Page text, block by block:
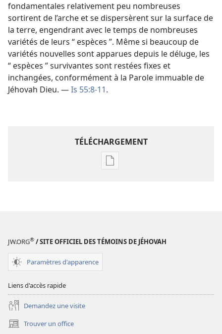
fondamentales relativement peu nombreuses
sortirent de l’arche et se dispersèrent sur la surface de
la terre, engendrant avec le temps de nombreuses
variétés de leurs “ espèces ”. Même si beaucoup de
variétés nouvelles sont apparues depuis le déluge, les
“ espèces ” survivantes sont restées fixes et
inchangées, conformément à la Parole immuable de
Jéhovah Dieu. —Is 55:8-11.
TÉLÉCHARGEMENT
Options
Étude
JW.ORG® / SITE OFFICIEL DES TÉMOINS DE JÉHOVAH
Paramètres d'apparence
Liens d'accès rapide
Demandez une visite
Trouver un office
(ouvre